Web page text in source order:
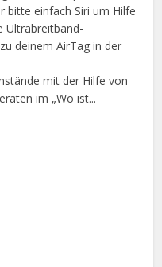
bitte einfach Siri um Hilfe
Ultrabreitband-
deinem AirTag in der
mit der Hilfe von
im „Wo ist...